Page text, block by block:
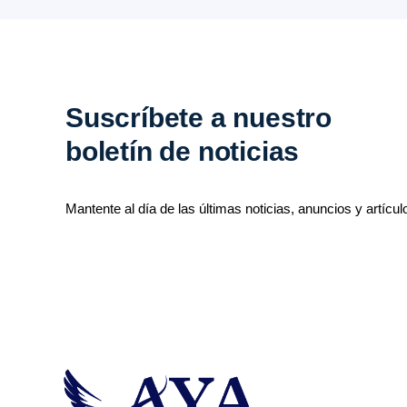
Suscríbete a nuestro
boletín de noticias
Mantente al día de las últimas noticias, anuncios y